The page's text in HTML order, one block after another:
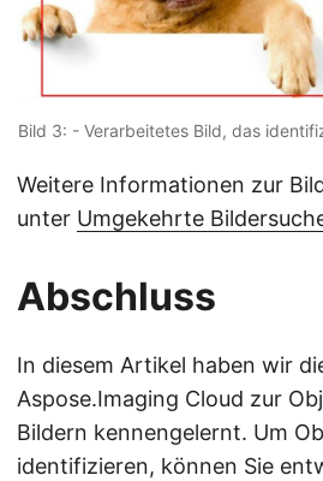
Bild 3: - Verarbeitetes Bild, das
Weitere Informationen zur
unter Umgekehrte
Abschluss
In diesem Artikel haben wir
Aspose.Imaging Cloud zur
Bildern kennengelernt. Um
identifizieren, können Sie